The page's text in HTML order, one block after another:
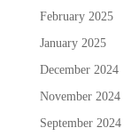
February 2025
January 2025
December 2024
November 2024
September 2024